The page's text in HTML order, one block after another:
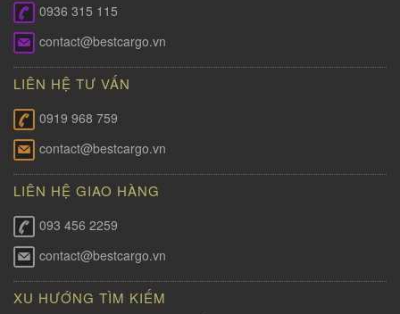
0936 315 115
contact@bestcargo.vn
LIÊN HỆ TƯ VẤN
0919 968 759
contact@bestcargo.vn
LIÊN HỆ GIAO HÀNG
093 456 2259
contact@bestcargo.vn
XU HƯỚNG TÌM KIẾM